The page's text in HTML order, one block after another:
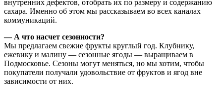
внутренних дефектов, отобрать их по размеру и содержанию
сахара. Именно об этом мы рассказываем во всех каналах
коммуникаций.
— А что насчет сезонности?
Мы предлагаем свежие фрукты круглый год. Клубнику,
ежевику и малину — сезонные ягоды — выращиваем в
Подмосковье. Сезоны могут меняться, но мы хотим, чтобы
покупатели получали удовольствие от фруктов и ягод вне
зависимости от них.